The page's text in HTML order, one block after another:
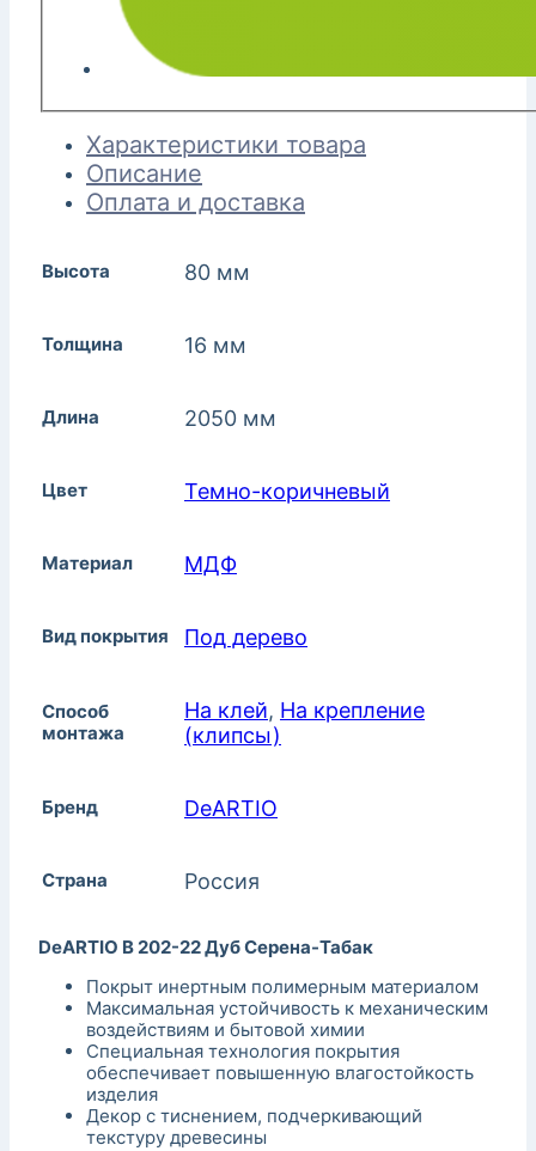
Характеристики товара
Описание
Оплата и доставка
Высота 80 мм
Толщина 16 мм
Длина 2050 мм
Цвет Темно-коричневый
Материал МДФ
Вид покрытия Под дерево
Способ
монтажа
На клей, На крепление
(клипсы)
Бренд DeARTIO
Страна Россия
DeARTIO B 202-22 Дуб Серена-Табак
Покрыт инертным полимерным материалом
Максимальная устойчивость к механическим
воздействиям и бытовой химии
Специальная технология покрытия
обеспечивает повышенную влагостойкость
изделия
Декор с тиснением, подчеркивающий
текстуру древесины